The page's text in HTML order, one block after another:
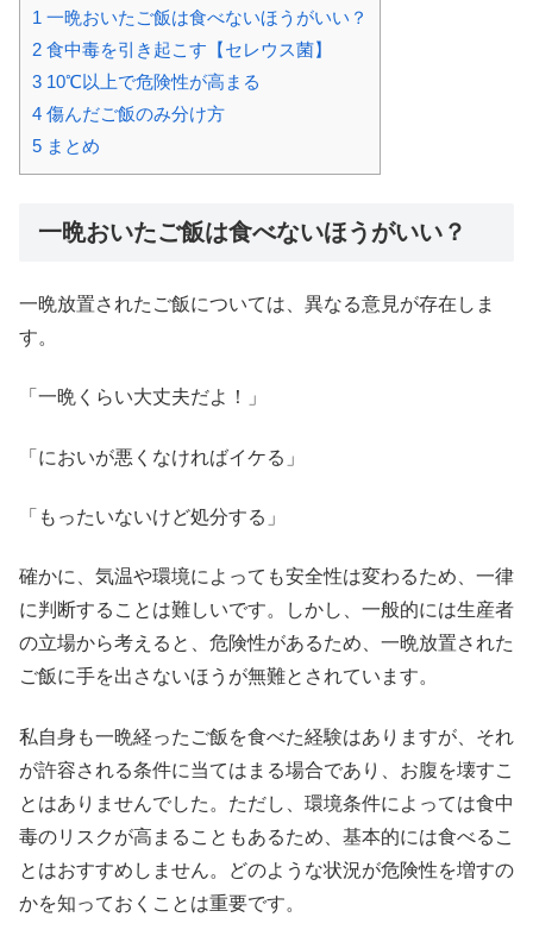
1 一晩おいたご飯は食べないほうがいい？
2 食中毒を引き起こす【セレウス菌】
3 10℃以上で危険性が高まる
4 傷んだご飯のみ分け方
5 まとめ
一晩おいたご飯は食べないほうがいい？
一晩放置されたご飯については、異なる意見が存在しま
す。
「一晩くらい大丈夫だよ！」
「においが悪くなければイケる」
「もったいないけど処分する」
確かに、気温や環境によっても安全性は変わるため、一律
に判断することは難しいです。しかし、一般的には生産者
の立場から考えると、危険性があるため、一晩放置された
ご飯に手を出さないほうが無難とされています。
私自身も一晩経ったご飯を食べた経験はありますが、それ
が許容される条件に当てはまる場合であり、お腹を壊すこ
とはありませんでした。ただし、環境条件によっては食中
毒のリスクが高まることもあるため、基本的には食べるこ
とはおすすめしません。どのような状況が危険性を増すの
かを知っておくことは重要です。